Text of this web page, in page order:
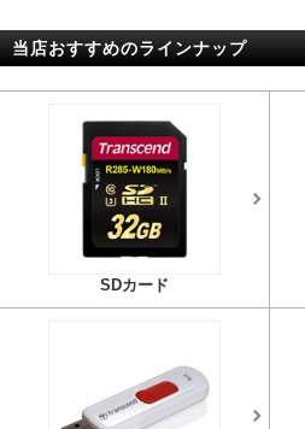
当店おすすめのラインナップ
SDカード